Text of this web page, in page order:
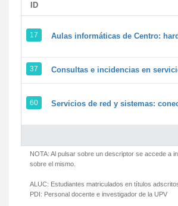
ID
17 Aulas informáticas de Centro:
37 Consultas e incidencias en
60 Servicios de red y sistemas:
NOTA: Al pulsar sobre un descriptor se accede a
sobre el mismo.
ALUC: Estudiantes matriculados en títulos
PDI: Personal docente e investigador de la UPV